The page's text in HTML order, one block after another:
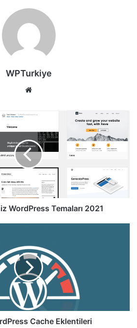
WPTurkiye
WordPress Temaları 2021
Cache Eklentileri